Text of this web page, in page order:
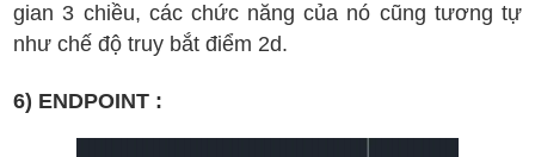
gian 3 chiều, các chức năng của nó cũng tương tự
nhưchếđộ truy bắtđiểm 2d.
6) ENDPOINT :